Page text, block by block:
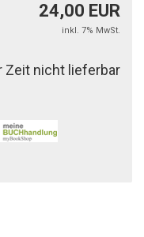
24,00 EUR
inkl. 7% MwSt.
Zeit nicht lieferbar